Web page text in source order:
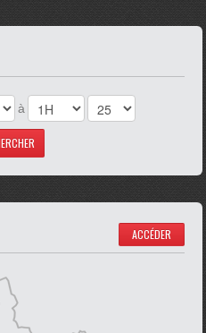
à
ACCÉDER